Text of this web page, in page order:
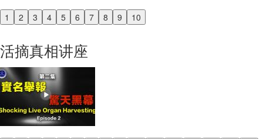
1 2 3 4 5 6 7 8 9 10
Previous
活摘真相讲座